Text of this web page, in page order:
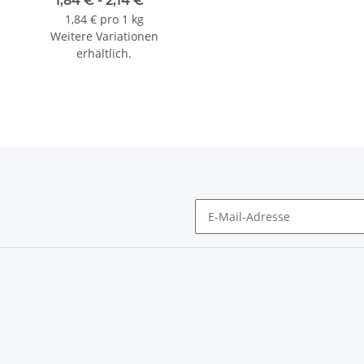
1,84 € pro 1 kg
Weitere Variationen
erhältlich.